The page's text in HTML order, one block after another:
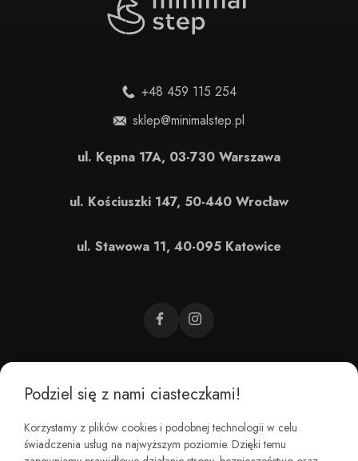
CZEMU BAREFOOT?
+48 459 115 254
sklep@minimalstep.pl
ul. Kępna 17A, 03-730 Warszawa
ul. Kościuszki 147, 50-440 Wrocław
ul. Stawowa 11, 40-095 Katowice
Podziel się z nami ciasteczkami!
Korzystamy z plików cookies i podobnej technologii w celu
świadczenia usług na najwyższym poziomie. Dzięki temu